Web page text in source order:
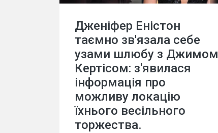
Дженіфер Еністон
таємно зв'язала себе
узами шлюбу з Джимом
Кертісом: з'явилася
інформація про
можливу локацію
їхнього весільного
торжества.